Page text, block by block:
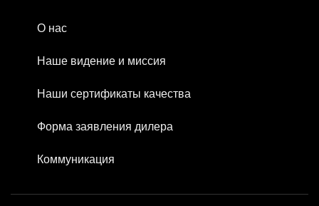
О нас
Наше видение и миссия
Наши сертификаты качества
Форма заявления дилера
Коммуникация